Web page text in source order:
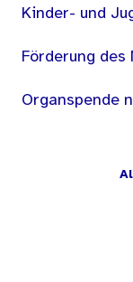
Kinder- und
Förderung des
Organspende